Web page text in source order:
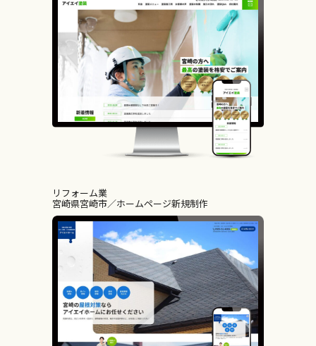
リフォーム業
宮崎県宮崎市 ホームページ新規制作